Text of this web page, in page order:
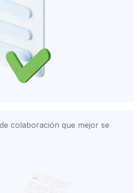
colaboración que mejor se